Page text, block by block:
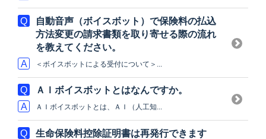
自動音声（ボイスボット）で保険料の払込
方法変更の請求書類を取り寄せる際の流れ
を教えてください。
＜ボイスボットによる受付について＞...
ＡＩボイスボットとはなんですか。
ＡＩボイスボットとは、ＡＩ（人工知...
生命保険料控除証明書は再発行できます